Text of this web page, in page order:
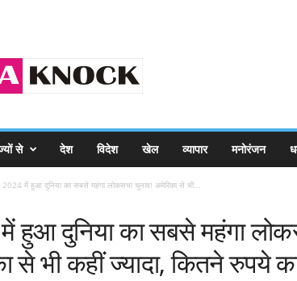
से देश विदेश खेल व्यापार मनोरंजन
2024 में हुआ दुनिया का सबसे महंगा लोकसभा चुनाव! अमेरिका से भी...
हुआ दुनिया का सबसे महंगा
से भी कहीं ज्‍यादा, कितने रुपये